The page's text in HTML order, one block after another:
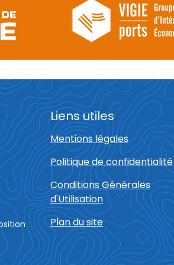
Liens utiles
Mentions légales
Politique de confidentialité
Conditions Générales
d'Utilisation
Plan du site